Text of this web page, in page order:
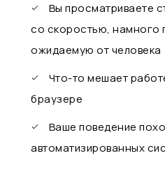
Вы просматриваете
со скоростью,
ожидаемую от человека
Что-то мешает
браузере
Ваше поведение
автоматизированных